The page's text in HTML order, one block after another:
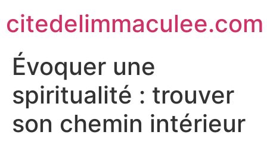
citedelimmaculee.com
Évoquer une
spiritualité : trouver
son chemin intérieur